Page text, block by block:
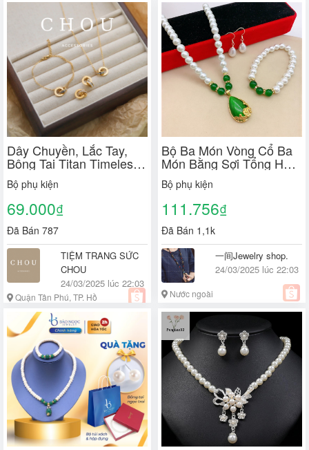
Dây Chuyền, Lắc Tay,
Bông Tai Titan Timeless |
CHOU ACCESSORIES |
Bộ phụ kiện
69.000₫
Đã Bán 787
TIỆM TRANG SỨC
CHOU
24/03/2025 lúc 22:03
Quận Tân Phú, TP. Hồ
Chí Minh
Bộ Ba Món Vòng Cổ Ba
Món Bằng Sợi Tổng Hợp
Đính Ngọc Trai Đơn Giản
Nhẹ Nhàng Phong Cách
Hàn Quốc Sang Trọng
Dành Cho Phụ Nữ Lớn
Tuổi Trung Niên 11.1
Bộ phụ kiện
111.756₫
Đã Bán 1,1k
一间Jewelry shop.
24/03/2025 lúc 22:03
Nước ngoài